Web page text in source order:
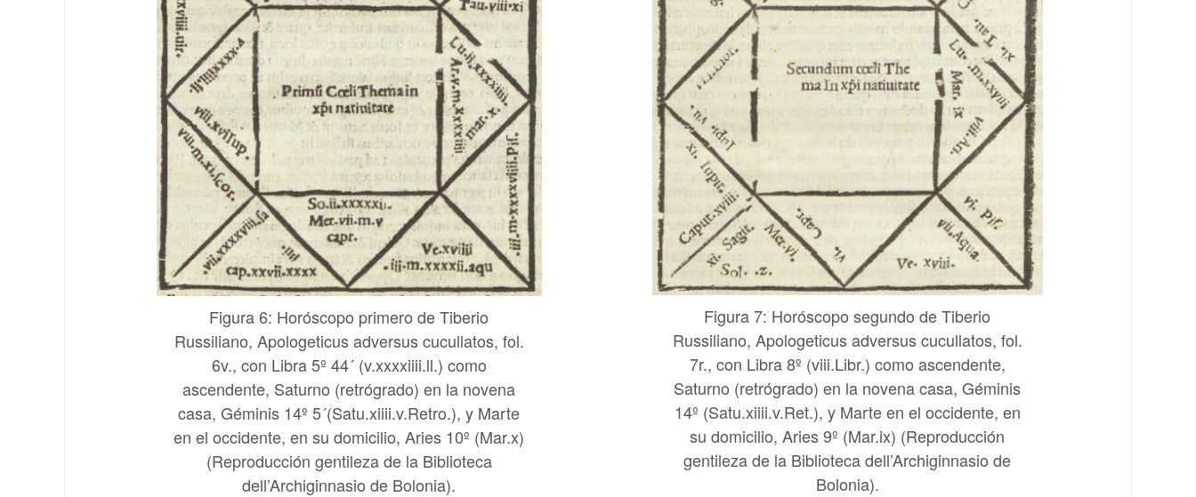
Figura 6: Horóscopo primero de Tiberio
Russiliano, Apologeticus adversus cucullatos, fol.
6v., con Libra 5º 44´ (v.xxxxiiii.ll.) como
ascendente, Saturno (retrógrado) en la novena
casa, Géminis 14º 5´(Satu.xiiii.v.Retro.), y Marte
en el occidente, en su domicilio, Aries 10º (Mar.x)
(Reproducción gentileza de la Biblioteca
dell’Archiginnasio de Bolonia).
Figura 7: Horóscopo segundo de Tiberio
Russiliano, Apologeticus adversus cucullatos, fol.
7r., con Libra 8º (viii.Libr.) como ascendente,
Saturno (retrógrado) en la novena casa, Géminis
14º (Satu.xiiii.v.Ret.), y Marte en el occidente, en
su domicilio, Aries 9º (Mar.ix) (Reproducción
gentileza de la Biblioteca dell’Archiginnasio de
Bolonia).